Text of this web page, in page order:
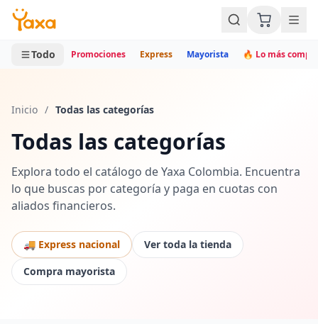
MINI CARRITO
0 productos
Todo Promociones Express Mayorista 🔥 Lo más
Inicio / Todas las categorías
Todas las categorías
Explora todo el catálogo de Yaxa Colombia. Encuentra
lo que buscas por categoría y paga en cuotas con
aliados financieros.
🚚 Express nacional
Ver toda la tienda
Compra mayorista